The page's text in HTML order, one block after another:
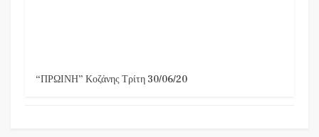
“ΠΡΩΙΝΗ” Κοζάνης Τρίτη 30/06/20